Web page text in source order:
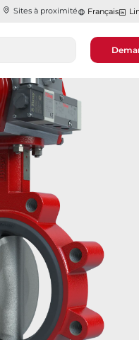
Sites à proximité Français